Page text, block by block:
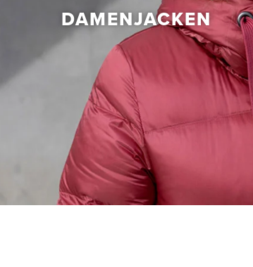
DAMENJACKEN